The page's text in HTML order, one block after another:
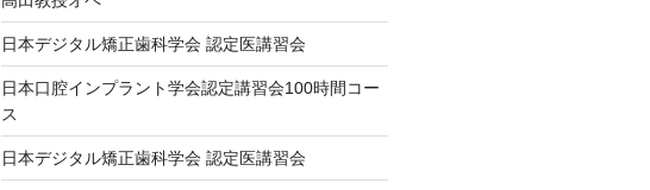
日本デジタル矯正歯科学会 認定医講習会
日本口腔インプラント学会認定講習会100時間コー
ス
日本デジタル矯正歯科学会 認定医講習会